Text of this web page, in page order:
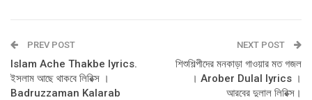
PREV POST
Islam Ache Thakbe lyrics.
ইসলাম আছে থাকবে লিরিক্স ।
Badruzzaman Kalarab
NEXT POST
শিশুশিল্পীদের মনকাড়া গাওয়ার মত গজল
। Arober Dulal lyrics ।
আরবের দুলাল লিরিক্স।